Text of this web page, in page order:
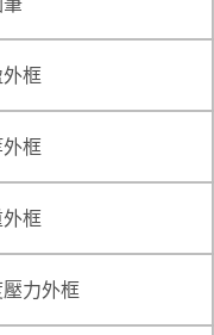
框
框
框
力外框